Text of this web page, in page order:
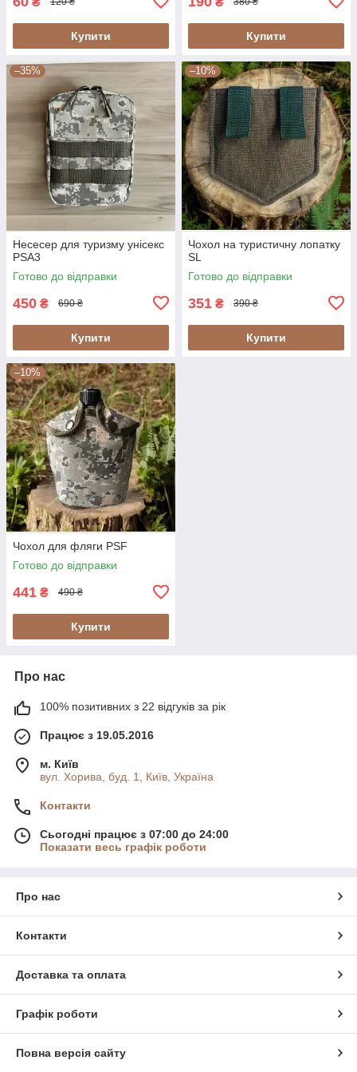
Купити Купити
–35%
Несесер для туризму унісекс
PSA3
Готово до відправки
450 ₴ 690 ₴
Купити
–10%
Чохол на туристичну лопатку
SL
Готово до відправки
351 ₴ 390 ₴
Купити
–10%
Чохол для фляги PSF
Готово до відправки
441 ₴ 490 ₴
Купити
Про нас
100% позитивних з 22 відгуків за рік
Працює з 19.05.2016
м. Київ
вул. Хорива, буд. 1, Київ, Україна
Контакти
Сьогодні працює з 07:00 до 24:00
Показати весь графік роботи
Про нас
Контакти
Доставка та оплата
Графік роботи
Повна версія сайту